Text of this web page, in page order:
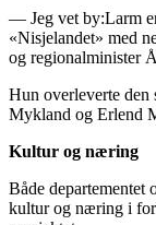
— Jeg vet by:Larm
«Nisjelandet» med
og regionalminister
Hun overleverte
Mykland og Erlend
Kultur og næring
Både departementet
kultur og næring i